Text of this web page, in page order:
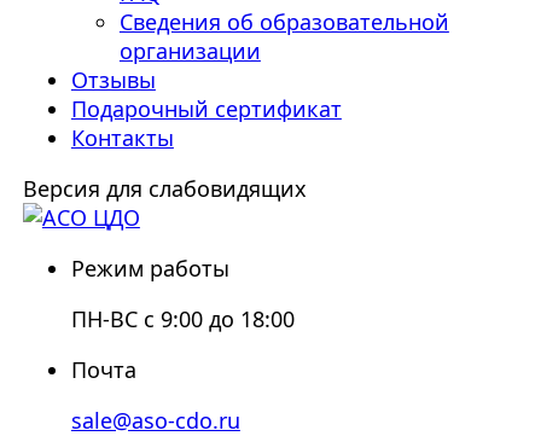
Сведения об образовательной
организации
Отзывы
Подарочный сертификат
Контакты
Версия для слабовидящих
Режим работы
ПН-ВС с 9:00 до 18:00
Почта
sale@aso-cdo.ru